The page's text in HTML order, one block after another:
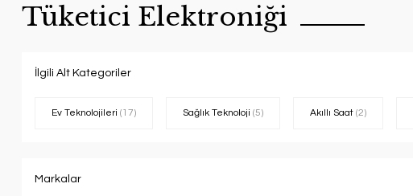
Tüketici Elektroniği
İlgili Alt Kategoriler
Ev Teknolojileri (17) Sağlık Teknoloji (5) Akıllı Saat (2)
Markalar